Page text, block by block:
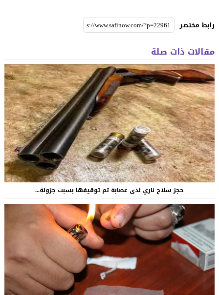
رابط مختصر
مقالات ذات صلة
حجز سلاح ناري لدى عصابة تم توقيفها بسبت جزولة...